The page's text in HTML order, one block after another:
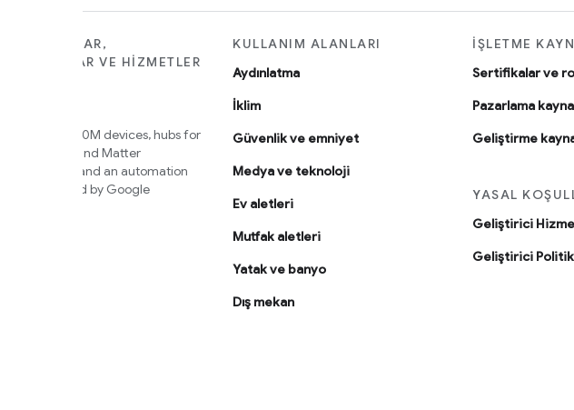
UYGULAMALAR,
PLATFORMLAR VE HIZMETLER
Access over 600M devices, hubs for
Google Home and Matter
infrastructure, and an automation
engine powered by Google
KULLANIM ALANLARI
Aydınlatma
İklim
Güvenlik ve emniyet
Medya ve teknoloji
Ev aletleri
Mutfak aletleri
Yatak ve banyo
Dış mekan
İŞLETME
Sertifikalar ve
Pazarlama
Geliştirme
YASAL
Geliştirici
Geliştirici